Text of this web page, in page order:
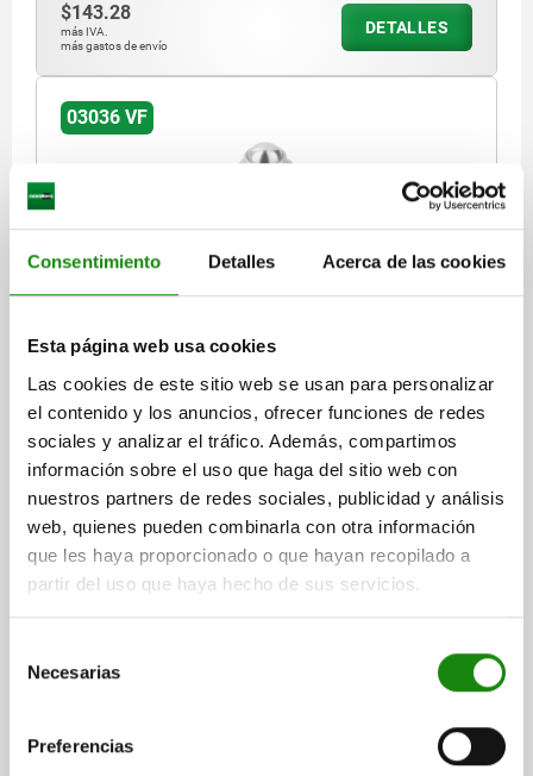
Consentimiento Detalles Acerca de las cookies
Esta página web usa cookies
Las cookies de este sitio web se usan para personalizar
el contenido y los anuncios, ofrecer funciones de redes
sociales y analizar el tráfico. Además, compartimos
información sobre el uso que haga del sitio web con
nuestros partners de redes sociales, publicidad y análisis
web, quienes pueden combinarla con otra información
que les haya proporcionado o que hayan recopilado a
partir del uso que haya hecho de sus servicios.
Necesarias
Preferencias
$143.28
más IVA.
más gastos de envío
DETALLES
03036 VF
REFORZAD, CON SEGURO ROSCADO D=M08 L=18,
ROSCA=M8 LONGITUD=18 D1=5 CARRERA=1,5 L1=8
S=4
FUERZA DEL MUELLE INICIAL F1 APROX. N=47
FUERZA DEL MUELLE FINAL F2 APROX. N=73
PAR DE APRIETE APROX. NM=1,1
PAR DE DESENROSCADO APROX. NM=0,38
Referencia: 03036-208
$153.22